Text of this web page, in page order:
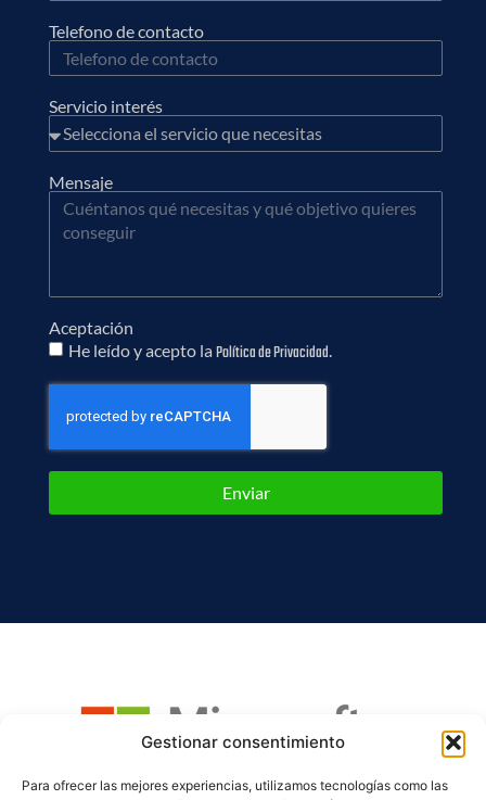
Gestionar consentimiento
Para ofrecer las mejores experiencias, utilizamos tecnologías como las
Telefono de contacto
Servicio interés
Mensaje
Aceptación
He leído y acepto laPolítica de Privacidad
Enviar